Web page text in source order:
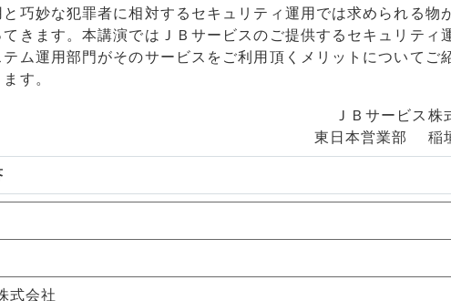
と巧妙な犯罪者に相対するセキュリティ運用では求められる物
てきます。本講演ではＪＢサービスのご提供するセキュリティ
テム運用部門がそのサービスをご利用頂くメリットについてご
す。
ＪＢサービス株
東日本営業部 稲
式会社